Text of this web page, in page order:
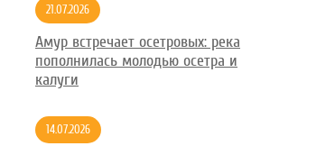
21.07.2026
Амур встречает осетровых: река
пополнилась молодью осетра и
калуги
14.07.2026